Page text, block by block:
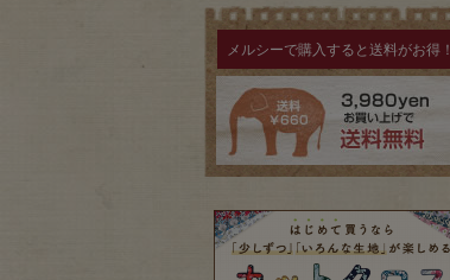
メルシーで購入すると送料がお得！